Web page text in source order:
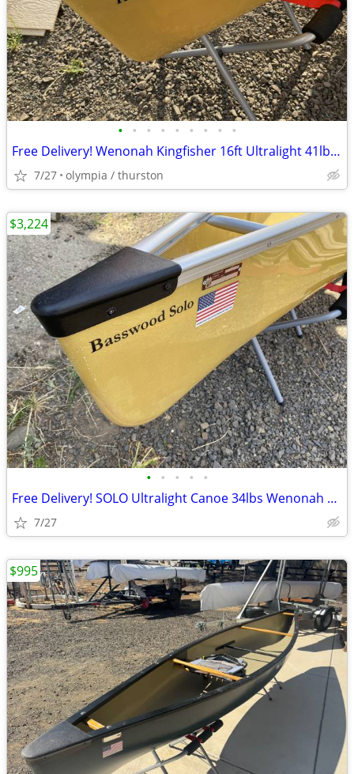
• • • • • • • • •
Free Delivery! Wenonah Kingfisher 16ft Ultralight 41lb Canoe
7/27 olympia / thurston
• • • • •
Free Delivery! SOLO Ultralight Canoe 34lbs Wenonah Basswood 15ft 7in
7/27
$3,224
$995